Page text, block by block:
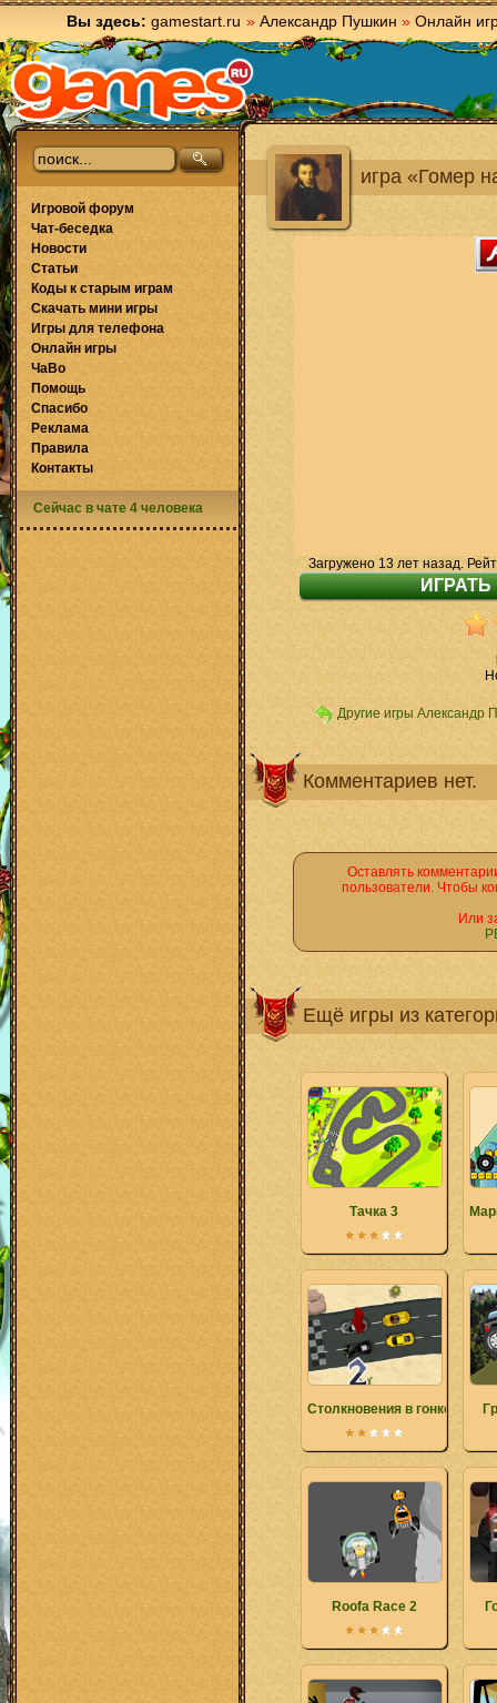
Вы здесь: gamestart.ru » Александр Пушкин » Онлайн
игра «Гомер
Загружено 13 лет назад.
Другие игры Александр
Комментариев нет.
Оставлять
пользователи. Чтобы
Или
Ещё игры из
Тачка 3
Столкновения в гонке
Roofa Race 2
Игровой форум
Чат-беседка
Новости
Статьи
Коды к старым играм
Скачать мини игры
Игры для телефона
Онлайн игры
ЧаВо
Помощь
Спасибо
Реклама
Правила
Контакты
Сейчас в чате 4 человека